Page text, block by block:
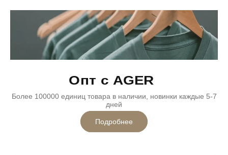
Опт с AGER
Более 100000 единиц товара в наличии, новинки каждые 5-7
дней
Подробнее